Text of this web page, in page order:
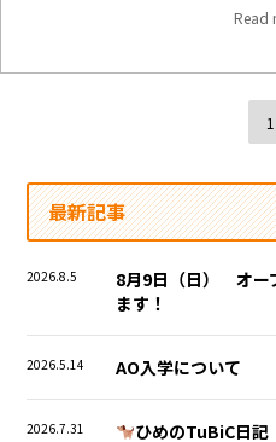
Read
1
最新記事
2026.8.5
8月9日（日） オー
ます！
2026.5.14 AO入学について
2026.7.31 ひめのTuBiC日記